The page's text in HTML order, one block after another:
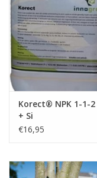
Vallen
Drukspuiten
Onkruid & Reiniging
Zaden
Boom bewatering
Korect® NPK 1-1-2
+ Si
€16,95